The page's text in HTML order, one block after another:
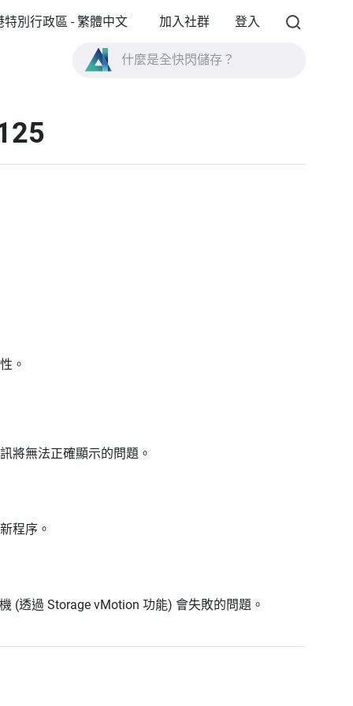
特別行政區 - 繁體中文 加入社群 登入
什麼是全快閃儲存？
什麼是全快閃儲存？
。
將無法正確顯示的問題。
程序。
(透過 Storage vMotion 功能) 會失敗的問題。